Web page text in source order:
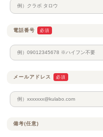
電話番号 必須
メールアドレス 必須
備考(任意)